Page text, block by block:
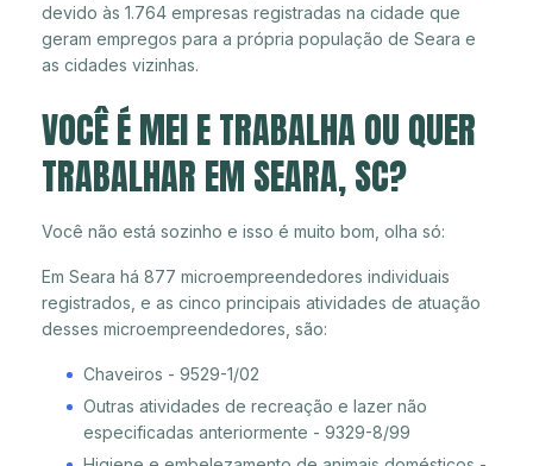
devido às 1.764 empresas registradas na cidade que
geram empregos para a própria população de Seara e
as cidades vizinhas.
VOCÊ É MEI E TRABALHA OU QUER
TRABALHAR EM SEARA, SC?
Você não está sozinho e isso é muito bom, olha só:
Em Seara há 877 microempreendedores individuais
registrados, e as cinco principais atividades de atuação
desses microempreendedores, são:
Chaveiros - 9529-1/02
Outras atividades de recreação e lazer não
especificadas anteriormente - 9329-8/99